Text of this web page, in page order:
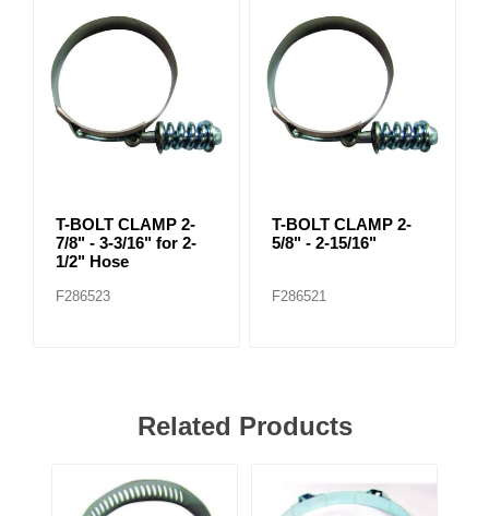
T-BOLT CLAMP 2-
7/8" - 3-3/16" for 2-
1/2" Hose
F286523
T-BOLT CLAMP 2-
5/8" - 2-15/16"
F286521
Related Products